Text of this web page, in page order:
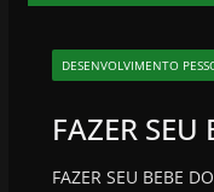
DESENVOLVIMENTO
FAZER
FAZER SEU BEBE